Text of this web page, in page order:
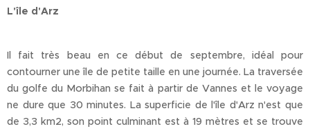
L'île d'Arz
Il fait très beau en ce début de septembre, idéal pour
contourner une île de petite taille en une journée. La traversée
du golfe du Morbihan se fait à partir de Vannes et le voyage
ne dure que 30 minutes. La superficie de l'île d'Arz n'est que
de 3,3 km2, son point culminant est à 19 mètres et se trouve